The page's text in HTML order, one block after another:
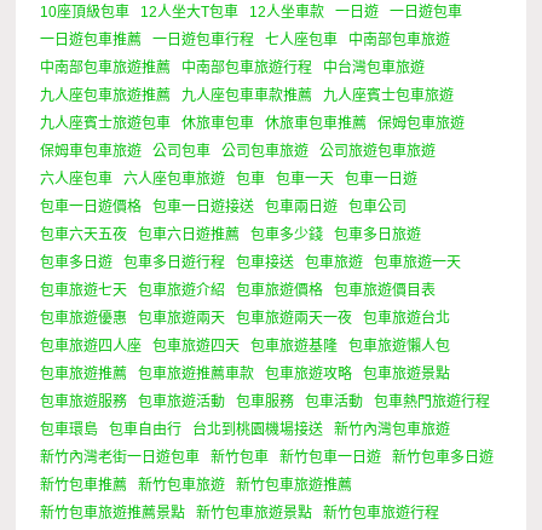
10座頂級包車 12人坐大T包車 12人坐車款 一日遊
一日遊包車
一日遊包車推薦
一日遊包車行程 七人座包車
中南部包車旅遊
中南部包車旅遊推薦
中南部包車旅遊行程
中台灣包車旅遊
九人座包車旅遊推薦
九人座包車車款推薦
九人座賓士包車旅遊
九人座賓士旅遊包車
休旅車包車 休旅車包車推薦
保姆包車旅遊
保姆車包車旅遊
公司包車 公司包車旅遊
公司旅遊包車旅遊
六人座包車
六人座包車旅遊 包車 包車一天
包車一日遊
包車一日遊價格
包車一日遊接送 包車兩日遊
包車公司
包車六天五夜
包車六日遊推薦 包車多少錢
包車多日旅遊
包車多日遊
包車多日遊行程 包車接送 包車旅遊
包車旅遊一天
包車旅遊七天
包車旅遊介紹 包車旅遊價格
包車旅遊價目表
包車旅遊優惠
包車旅遊兩天 包車旅遊兩天一夜
包車旅遊台北
包車旅遊四人座
包車旅遊四天 包車旅遊基隆
包車旅遊懶人包
包車旅遊推薦
包車旅遊推薦車款 包車旅遊攻略
包車旅遊景點
包車旅遊服務
包車旅遊活動 包車服務 包車活動
包車熱門旅遊行程
包車環島
包車自由行 台北到桃園機場接送
新竹內灣包車旅遊
新竹內灣老街一日遊包車
新竹包車 新竹包車一日遊
新竹包車多日遊
新竹包車推薦
新竹包車旅遊
新竹包車旅遊推薦
新竹包車旅遊推薦景點
新竹包車旅遊景點
新竹包車旅遊行程